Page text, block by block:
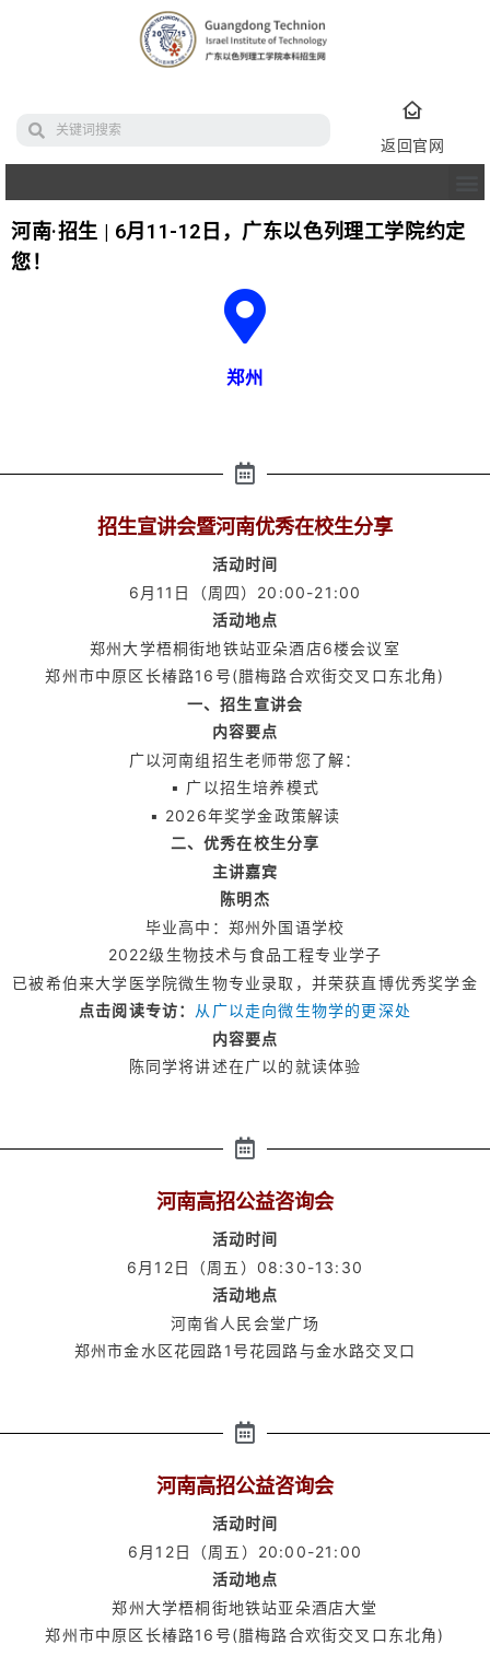
返回官网
河南·招生 | 6月11-12日，广东以色列理工学院约定
您！
郑州
招生宣讲会暨河南优秀在校生分享
活动时间
6月11日（周四）20:00-21:00
活动地点
郑州大学梧桐街地铁站亚朵酒店6楼会议室
郑州市中原区长椿路16号(腊梅路合欢街交叉口东北角)
一、招生宣讲会
内容要点
广以河南组招生老师带您了解：
▪ 广以招生培养模式
▪ 2026年奖学金政策解读
二、优秀在校生分享
主讲嘉宾
陈明杰
毕业高中：郑州外国语学校
2022级生物技术与食品工程专业学子
已被希伯来大学医学院微生物专业录取，并荣获直博优秀奖学金
点击阅读专访： 从广以走向微生物学的更深处
内容要点
陈同学将讲述在广以的就读体验
河南高招公益咨询会
活动时间
6月12日（周五）08:30-13:30
活动地点
河南省人民会堂广场
郑州市金水区花园路1号花园路与金水路交叉口
河南高招公益咨询会
活动时间
6月12日（周五）20:00-21:00
活动地点
郑州大学梧桐街地铁站亚朵酒店大堂
郑州市中原区长椿路16号(腊梅路合欢街交叉口东北角)